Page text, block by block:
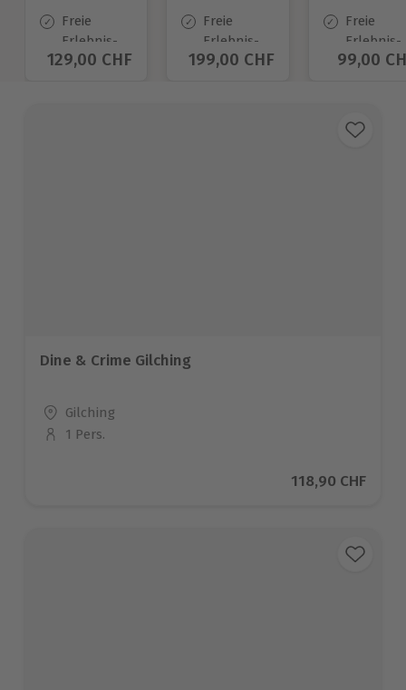
Freie
Erlebnis-
Auswahl
Aktueller Preis
129,00 CHF
Freie
Erlebnis-
Auswahl
Aktueller Preis
199,00 CHF
Freie
Erlebnis-
Auswahl
99,00
Dine & Crime Gilching
Standort
Gilching
Anzahl der Teilnehmer
1 Pers.
Aktueller Preis
118,90 CHF